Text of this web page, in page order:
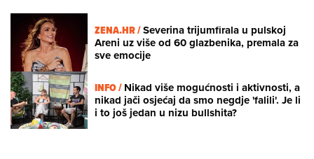
ZENA.HR /Severina trijumfirala u pulskoj
Areni uz više od 60 glazbenika, premala za
sve emocije
INFO /Nikad više mogućnosti i aktivnosti, a
nikad jači osjećaj da smo negdje 'falili'. Je li
i to još jedan u nizu bullshita?